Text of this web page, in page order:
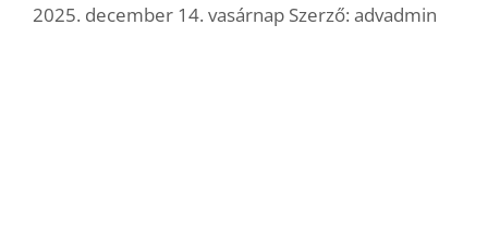
2025. december 14. vasárnap Szerző: advadmin